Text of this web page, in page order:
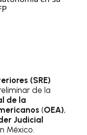
(SRE)
de la
de la
(OEA),
Judicial
México.